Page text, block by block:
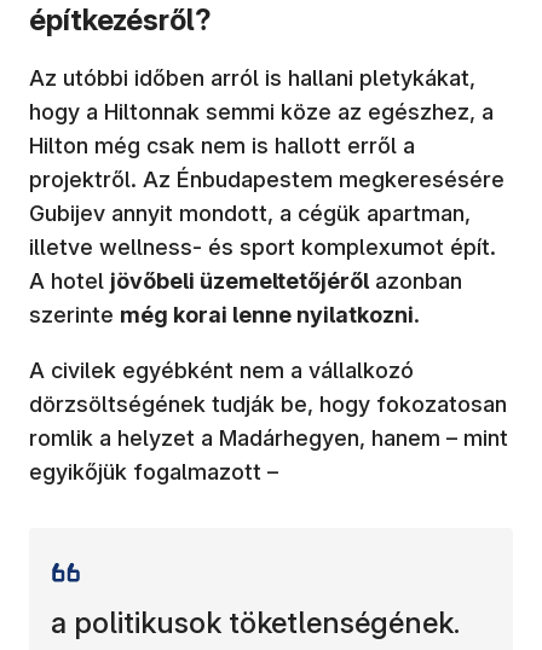
építkezésről?
Az utóbbi időben arról is hallani pletykákat,
hogy a Hiltonnak semmi köze az egészhez, a
Hilton még csak nem is hallott erről a
projektről. Az Énbudapestem megkeresésére
Gubijev annyit mondott, a cégük apartman,
illetve wellness- és sport komplexumot épít.
A hotel jövőbeli üzemeltetőjérőlazonban
szerinte még korai lenne nyilatkozni.
A civilek egyébként nem a vállalkozó
dörzsöltségének tudják be, hogy fokozatosan
romlik a helyzet a Madárhegyen, hanem – mint
egyikőjük fogalmazott –
a politikusok töketlenségének.